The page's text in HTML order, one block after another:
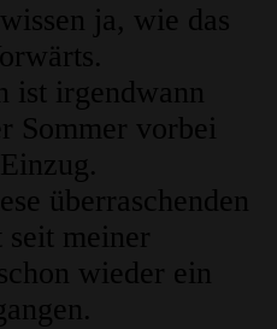
ja, wie das
ist irgendwann
Sommer vorbei
überraschenden
meiner
wieder ein